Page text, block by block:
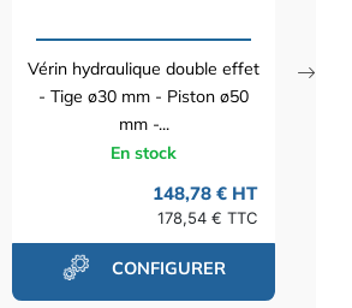
Vérin hydraulique double effet
- Tige ø30 mm - Piston ø50
mm -...
En stock
148,78 € HT
178,54 € TTC
CONFIGURER